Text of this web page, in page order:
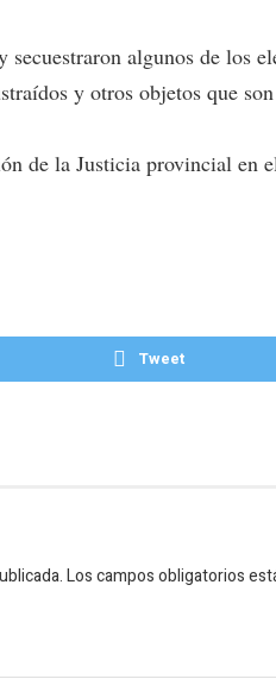
algunos de los
y otros objetos que
de la Justicia provincial en
Tweet
Los campos obligatorios